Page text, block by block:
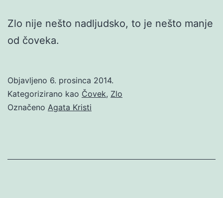
Zlo nije nešto nadljudsko, to je nešto manje
od čoveka.
Objavljeno 6. prosinca 2014.
Kategorizirano kao Čovek, Zlo
Označeno Agata Kristi